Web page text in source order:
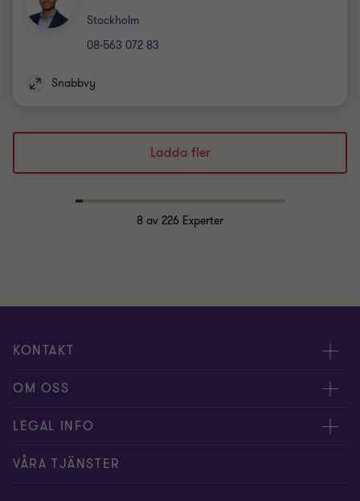
Stockholm
Kontor
08-563 072 83
Snabbvy
Ladda fler
8 av 226 Experter
KONTAKT
Kontakta oss
Våra experter
Kontor
OM OSS
Om Grant Thornton
Nyheter och tips
LEGAL INFO
Privacy
VÅRA TJÄNSTER